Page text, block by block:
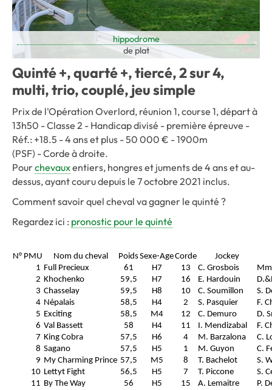
hippodrome
de plat
Quinté +, quarté +, tiercé, 2 sur 4,
multi, trio, couplé, jeu simple
Prix de l'Opération Overlord, réunion 1, course 1, départ à
13h50 - Classe 2 - Handicap divisé - première épreuve -
Réf.: +18.5 - 4 ans et plus - 50 000 € - 1900m
(PSF) - Corde à droite.
Pourchevauxentiers, hongres et juments de 4 ans et au-
dessus, ayant couru depuis le 7 octobre 2021 inclus.
Comment savoir quel cheval va gagner le quinté ?
Regardez ici : pronostic pour le quinté
N° PMU Nom du cheval PoidsSexe-AgeCorde
Jockey
1 Full Precieux 61 H7 13 C. Grosbois
2 Khochenko 59,5 H7 16 E. Hardouin
3 Chasselay 59,5 H8 10 C. Soumillon
S.
4 Népalais 58,5 H4 2 S. Pasquier
F.
5 Exciting 58,5 M4 12 C. Demuro
D.
6 Val Bassett 58 H4 11 I. Mendizabal
F.
7 King Cobra 57,5 H6 4 M. Barzalona
C.
8 Sagano 57,5 H5 1 M. Guyon
C.
9 My Charming Prince 57,5 M5 8 T. Bachelot
S.
10 Lettyt Fight 56,5 H5 7 T. Piccone
S.
11 By The Way 56 H5 15 A. Lemaitre
P.